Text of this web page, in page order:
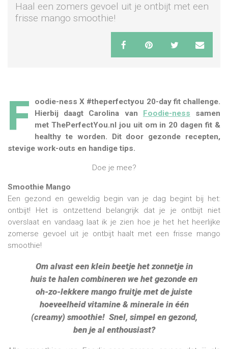
WELL TRAVELED
Haal een zomers gevoel uit je ontbijt met een
frisse mango smoothie!
F
oodie-ness X ‪#‎theperfectyou‬ 20-day fit challenge.
Hierbij daagt Carolina van Foodie-ness samen
met ThePerfectYou.nl jou uit om in 20 dagen fit &
healthy te worden. Dit door gezonde recepten,
stevige work-outs en handige tips.
Doe je mee?
Smoothie Mango
Een gezond en geweldig begin van je dag begint bij het:
ontbijt! Het is ontzettend belangrijk dat je je ontbijt niet
overslaat en vandaag laat ik je zien hoe je het het heerlijke
zomerse gevoel uit je ontbijt haalt met een frisse mango
smoothie!
Om alvast een klein beetje het zonnetje in
huis te halen combineren we het gezonde en
oh-zo-lekkere mango fruitje met de juiste
hoeveelheid vitamine & minerale in één
(creamy) smoothie! Snel, simpel en gezond,
ben je al enthousiast?